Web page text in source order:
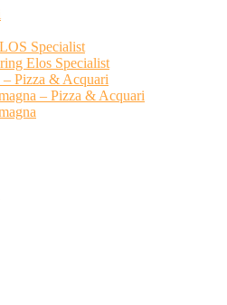
Specialist
Elos Specialist
– Pizza & Acquari
– Pizza & Acquari